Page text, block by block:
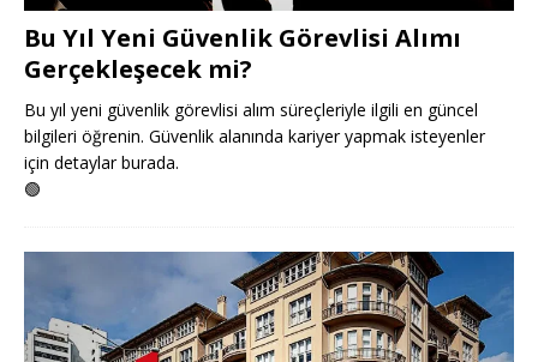
Bu Yıl Yeni Güvenlik Görevlisi Alımı
Gerçekleşecek mi?
Bu yıl yeni güvenlik görevlisi alım süreçleriyle ilgili en güncel
bilgileri öğrenin. Güvenlik alanında kariyer yapmak isteyenler
için detaylar burada.
🟢